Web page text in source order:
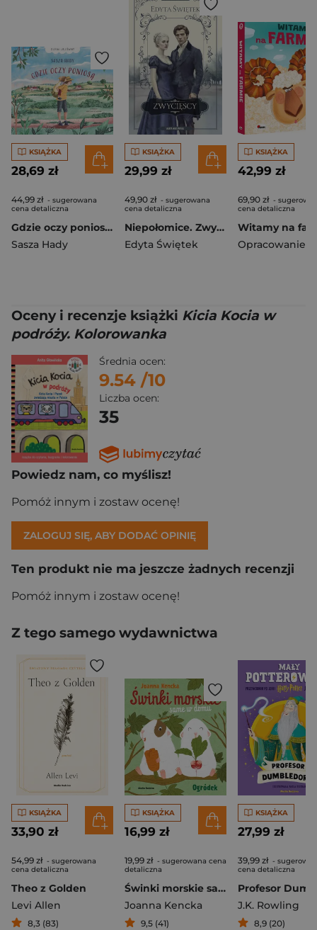
KSIĄŻKA
28,69 zł
44,99 zł - sugerowana
cena detaliczna
Gdzie oczy poniosą. Dusia i jej świat, Tom 1
Sasza Hady
KSIĄŻKA
29,99 zł
49,90 zł - sugerowana
cena detaliczna
Niepołomice. Zwycięscy
Edyta Świętek
KSIĄŻKA
42,99 zł
69,90 zł -
cena detaliczna
Oceny i recenzje książki Kicia Kocia w
podróży. Kolorowanka
Średnia ocen:
9.54 /10
Liczba ocen:
35
Powiedz nam, co myślisz!
Pomóż innym i zostaw ocenę!
ZALOGUJ SIĘ, ABY DODAĆ OPINIĘ
Ten produkt nie ma jeszcze żadnych recenzji
Pomóż innym i zostaw ocenę!
Z tego samego wydawnictwa
KSIĄŻKA
33,90 zł
54,99 zł - sugerowana
cena detaliczna
Theo z Golden
Levi Allen
8,3 (83)
KSIĄŻKA
16,99 zł
19,99 zł - sugerowana cena
detaliczna
Świnki morskie same w domu. Ogródek
Joanna Kencka
9,5 (41)
KSIĄŻKA
27,99 zł
39,99 zł -
cena detaliczna
J.K. Rowling
8,9 (20)